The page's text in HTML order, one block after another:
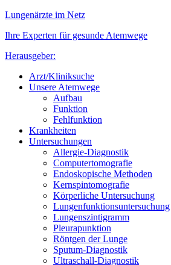
Lungenärzte im Netz
Ihre Experten für gesunde Atemwege
Herausgeber:
Arzt/Kliniksuche
Unsere Atemwege
Aufbau
Funktion
Fehlfunktion
Krankheiten
Untersuchungen
Allergie-Diagnostik
Computertomografie
Endoskopische Methoden
Kernspintomografie
Körperliche Untersuchung
Lungenfunktionsuntersuchung
Lungenszintigramm
Pleurapunktion
Röntgen der Lunge
Sputum-Diagnostik
Ultraschall-Diagnostik